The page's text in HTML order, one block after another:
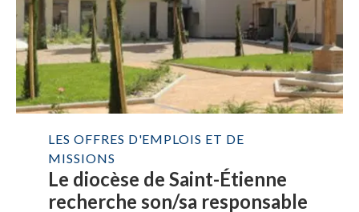
LES OFFRES D'EMPLOIS ET DE
MISSIONS
Le diocèse de Saint-Étienne
recherche son/sa responsable